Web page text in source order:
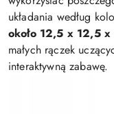
układania według
około 12,5 x 12,5
małych rączek
interaktywną zabawę.